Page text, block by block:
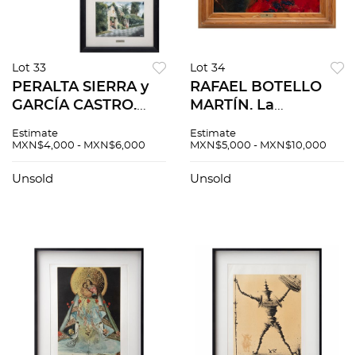
Lot 33
PERALTA SIERRA y
GARCÍA CASTRO.
y Churubusco,
Firmadas. Acuarelas
Estimate
MXN$4,000 - MXN$6,000
Unsold
Lot 34
RAFAEL BOTELLO
MARTÍN. La
planeta. Firmado.
masonite. 40 x 70.5
Estimate
MXN$5,000 - MXN$10,000
Unsold